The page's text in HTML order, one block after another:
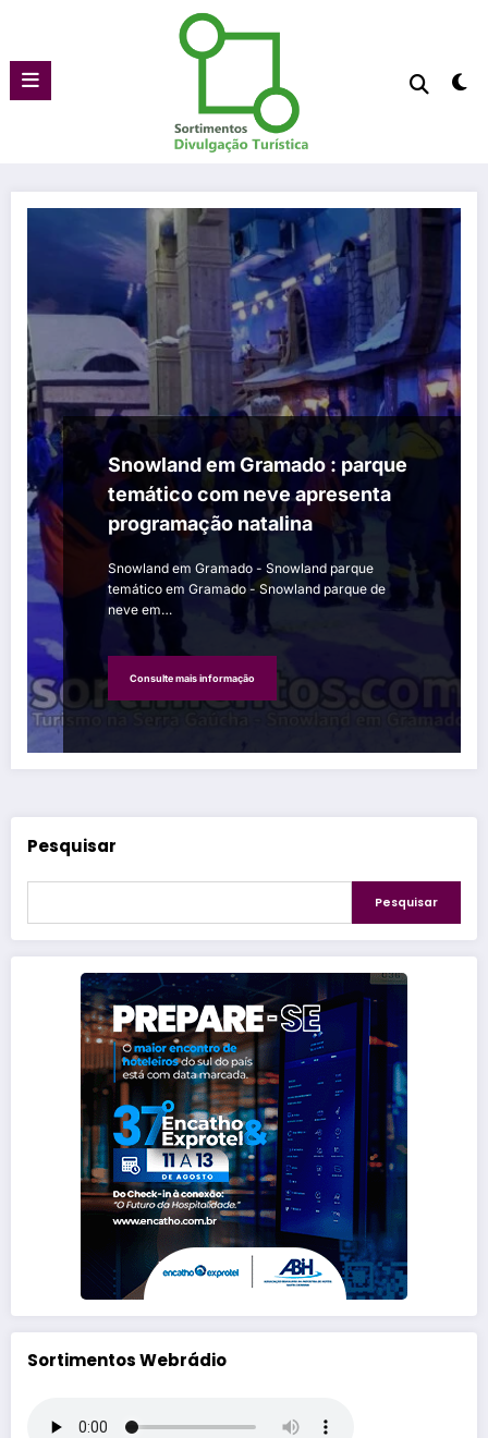
conteúdo
Snowland em Gramado : parque
temático com neve apresenta
programação natalina
Snowland em Gramado - Snowland parque
temático em Gramado - Snowland parque de
neve em…
Consulte mais informação
Pesquisar
Pesquisar
Sortimentos Webrádio